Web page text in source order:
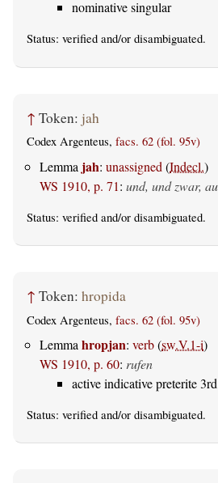
nominative singular
Status: verified and/or disambiguated.
↑ Token: jah
Codex Argenteus, facs. 62 (fol. 95v)
Lemma jah: unassigned (Indecl.)
WS 1910, p. 71: und, und zwar,
Status: verified and/or disambiguated.
↑ Token: hropida
Codex Argenteus, facs. 62 (fol. 95v)
Lemma hropjan: verb(sw.V.1-i)
WS 1910, p. 60: rufen
active indicative preterite
Status: verified and/or disambiguated.